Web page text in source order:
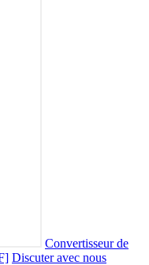
Convertisseur de
Discuter avec nous